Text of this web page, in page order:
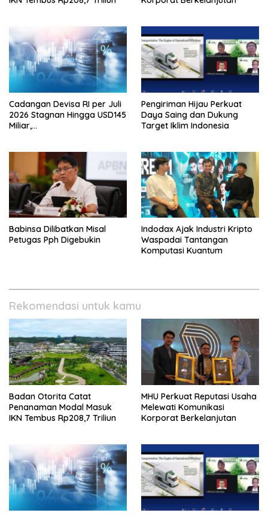
Cadangan Devisa RI per Juli
2026 Stagnan Hingga USD145
Miliar,
dan Internasional
Pengiriman Hijau Perkuat
Daya Saing dan Dukung
Target Iklim Indonesia
Babinsa Dilibatkan Misal
Petugas Pph Digebukin
Indodax Ajak Industri Kripto
Waspadai Tantangan
Komputasi Kuantum
Rekomendasi untuk kamu
Badan Otorita Catat
Penanaman Modal Masuk
IKN Tembus Rp208,7 Triliun
MHU Perkuat Reputasi Usaha
Melewati Komunikasi
Korporat Berkelanjutan